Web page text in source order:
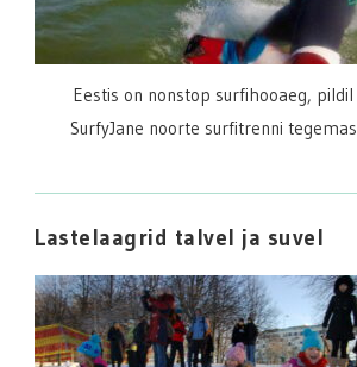
Eestis on nonstop surfihooaeg, pildil
SurfyJane noorte surfitrenni tegemas
Lastelaagrid talvel ja suvel